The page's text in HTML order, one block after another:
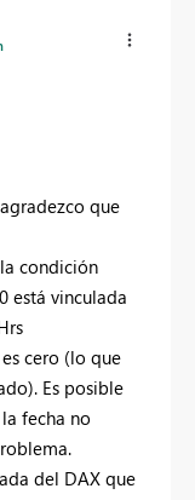
que
condición
está vinculada
cero (lo que
Es posible
fecha no
del DAX que